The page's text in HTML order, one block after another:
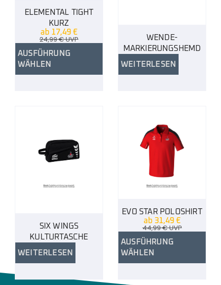
ELEMENTAL TIGHT
KURZ
ab 17,49 €
24,99€UVP
AUSFÜHRUNG
WÄHLEN
WENDE-
MARKIERUNGSHEMD
WEITERLESEN
SIX WINGS
KULTURTASCHE
WEITERLESEN
EVO STAR POLOSHIRT
ab 31,49 €
44,99€UVP
AUSFÜHRUNG
WÄHLEN